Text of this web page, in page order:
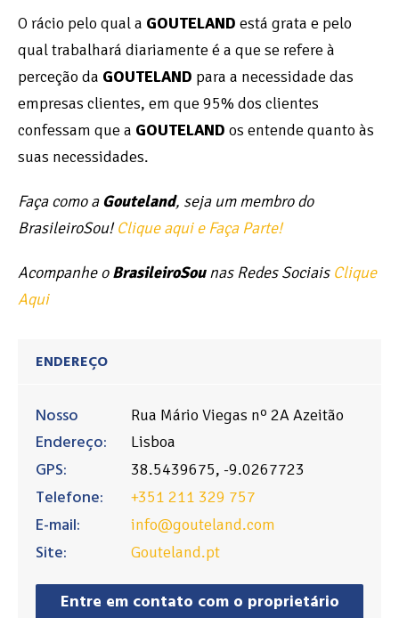
O rácio pelo qual a GOUTELAND está grata e pelo
qual trabalhará diariamente é a que se refere à
perceção da GOUTELAND para a necessidade das
empresas clientes, em que 95% dos clientes
confessam que a GOUTELAND os entende quanto às
suas necessidades.
Faça como aGouteland, seja um membro do
BrasileiroSou!Clique aqui e Faça Parte!
Acompanhe oBrasileiroSounas Redes Sociais Clique
Aqui
ENDEREÇO
Nosso
Endereço:
Rua Mário Viegas nº 2A Azeitão
Lisboa
GPS: 38.5439675, -9.0267723
Telefone: +351 211 329 757
E-mail: info@gouteland.com
Site: Gouteland.pt
Entre em contato com o proprietário